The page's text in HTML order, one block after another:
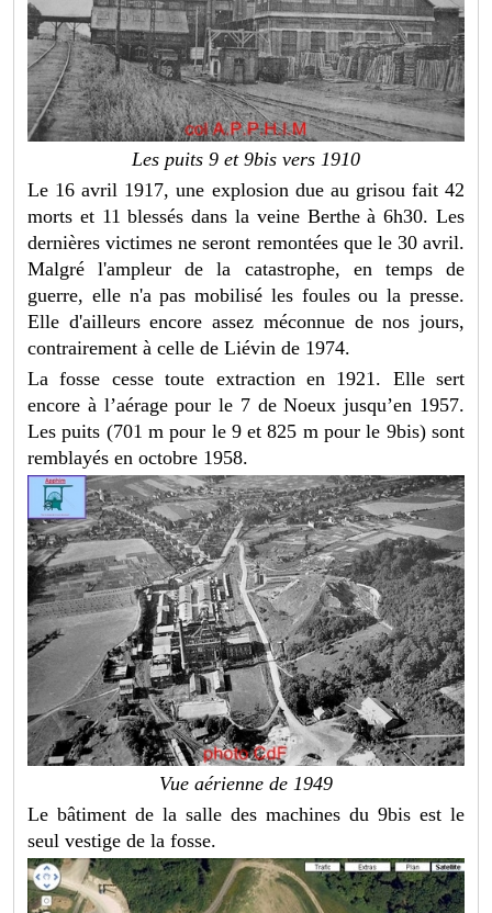
Les puits 9 et 9bis vers 1910
Le 16 avril 1917, une explosion due au grisou fait 42
morts et 11 blessés dans la veine Berthe à 6h30. Les
dernières victimes ne seront remontées que le 30 avril.
Malgré l'ampleur de la catastrophe, en temps de
guerre, elle n'a pas mobilisé les foules ou la presse.
Elle d'ailleurs encore assez méconnue de nos jours,
contrairement à celle de Liévin de 1974.
La fosse cesse toute extraction en 1921. Elle sert
encore à l’aérage pour le 7 de Noeux jusqu’en 1957.
Les puits (701 m pour le 9 et 825 m pour le 9bis) sont
remblayés en octobre 1958.
Vue aérienne de 1949
Le bâtiment de la salle des machines du 9bis est le
seul vestige de la fosse.